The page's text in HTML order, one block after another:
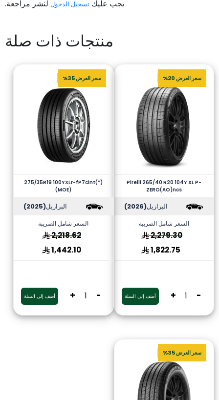
يجب عليك تسجيل الدخول لنشر مراجعة.
منتجات ذات صلة
سعر العرض 20%
Pirelli 265/40 R20 104Y XL P-
ZERO(AO)ncs
البرازيل(2026)
السعر شامل الضريبة
2,279.30
1,822.75
-
+ أضف إلى السلة
سعر العرض 35%
275/35R19 100YXLr-fP7cint(*)
(MOE)
البرازيل(2025)
السعر شامل الضريبة
2,218.62
1,442.10
-
+ أضف إلى السلة
سعر العرض 35%